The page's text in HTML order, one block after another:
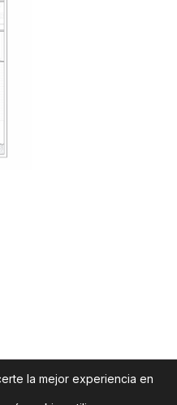
la mejor experiencia en